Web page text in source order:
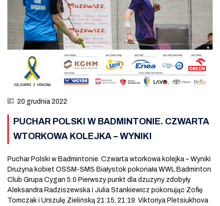
20 grudnia 2022
PUCHAR POLSKI W BADMINTONIE. CZWARTA
WTORKOWA KOLEJKA – WYNIKI
Puchar Polski w Badmintonie. Czwarta wtorkowa kolejka – Wyniki
Drużyna kobiet OSSM-SMS Białystok pokonała WWL Badminton
Club Grupa Cygan 5:0 Pierwszy punkt dla dzuzyny zdobyły
Aleksandra Radziszewska i Julia Stankiewicz pokonując Zofię
Tomczak i Urszulę Zielińską 21:15, 21:19. Viktoriya Pletsiukhova